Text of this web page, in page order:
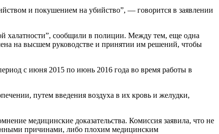
и покушением на убийство”, — говорится в заявлении
халатности”, сообщили в полиции. Между тем, еще одна
на высшем руководстве и принятии им решений, чтобы
с июня 2015 по июнь 2016 года во время работы в
путем введения воздуха в их кровь и желудки,
медицинские доказательства. Комиссия заявила, что не
причинами, либо плохим медицинским